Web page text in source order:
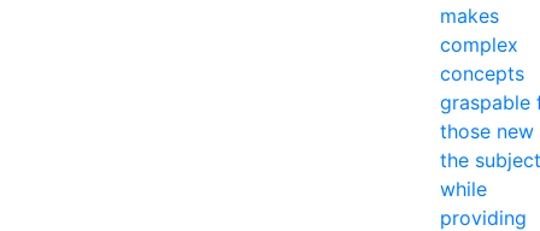
makes
complex
concepts
graspable
those
the subject
while
providing